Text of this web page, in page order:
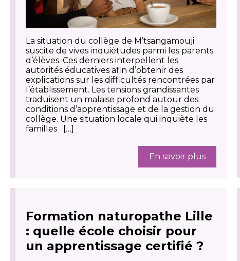
La situation du collège de M’tsangamouji
suscite de vives inquiétudes parmi les parents
d’élèves. Ces derniers interpellent les
autorités éducatives afin d’obtenir des
explications sur les difficultés rencontrées par
l’établissement. Les tensions grandissantes
traduisent un malaise profond autour des
conditions d’apprentissage et de la gestion du
collège. Une situation locale qui inquiète les
familles […]
En savoir plus
Formation naturopathe Lille
: quelle école choisir pour
un apprentissage certifié ?